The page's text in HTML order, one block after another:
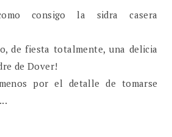
consigo la sidra casera
de fiesta totalmente, una delicia
de Dover!
por el detalle de tomarse